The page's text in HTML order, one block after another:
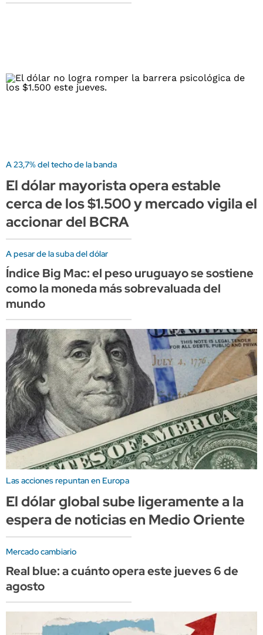
A 23,7% del techo de la banda
El dólar mayorista opera estable
cerca de los $1.500 y mercado vigila el
accionar del BCRA
A pesar de la suba del dólar
Índice Big Mac: el peso uruguayo se sostiene
como la moneda más sobrevaluada del
mundo
Las acciones repuntan en Europa
El dólar global sube ligeramente a la
espera de noticias en Medio Oriente
Mercado cambiario
Real blue: a cuánto opera este jueves 6 de
agosto